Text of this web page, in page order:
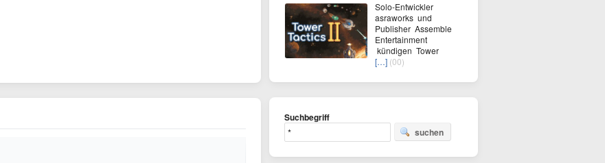
Solo-Entwickler
asraworks und
Publisher Assemble
Entertainment
kündigen Tower
[…] (00)
Suchbegriff
suchen